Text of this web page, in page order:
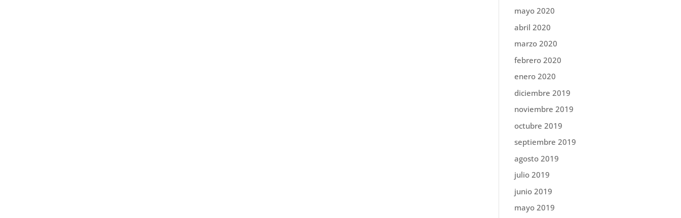
mayo 2020
abril 2020
marzo 2020
febrero 2020
enero 2020
diciembre 2019
noviembre 2019
octubre 2019
septiembre 2019
agosto 2019
julio 2019
junio 2019
mayo 2019